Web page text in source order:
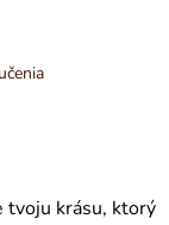
tvoju krásu, ktorý